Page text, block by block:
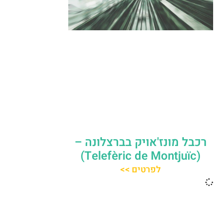
רכבל מונז'אויק בברצלונה –
(Telefèric de Montjuïc)
לפרטים >>